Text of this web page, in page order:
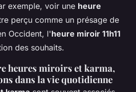
exemple, voir une heure
perçu comme un présage de
Occident, l'heure miroir 11h11
des souhaits.
heures miroirs et karma,
dans la vie quotidienne